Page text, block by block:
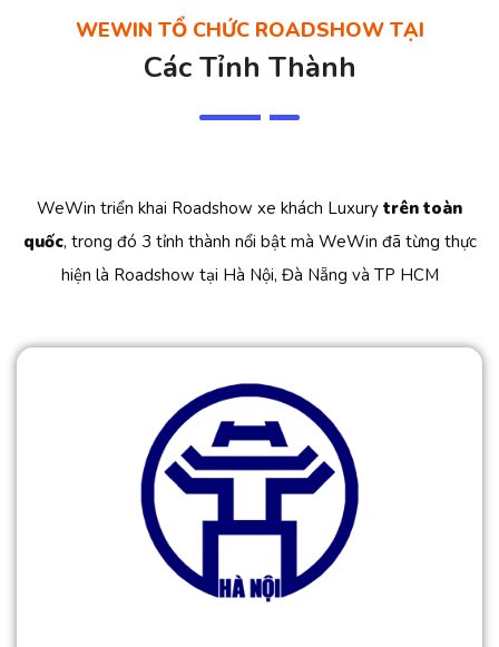
WEWIN TỔ CHỨC ROADSHOW TẠI
Các Tỉnh Thành
WeWin triển khai Roadshow xe khách Luxury trên toàn
quốc, trong đó 3 tỉnh thành nổi bật mà WeWin đã từng thực
hiện là Roadshow tại Hà Nội, Đà Nẵng và TP HCM